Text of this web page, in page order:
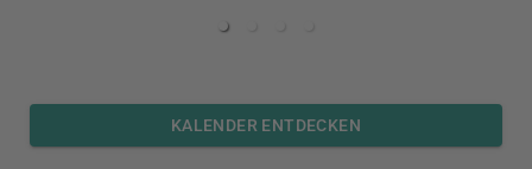
KALENDER ENTDECKEN